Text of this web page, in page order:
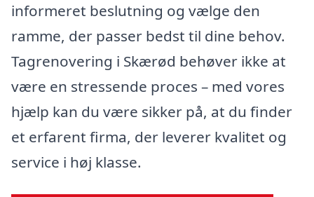
informeret beslutning og vælge den
ramme, der passer bedst til dine behov.
Tagrenovering i Skærød behøver ikke at
være en stressende proces – med vores
hjælp kan du være sikker på, at du finder
et erfarent firma, der leverer kvalitet og
service i høj klasse.